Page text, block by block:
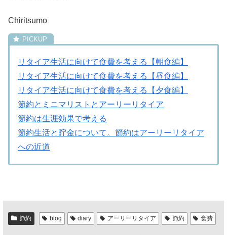
Chiritsumo
リタイア生活に向けて食費を考える【朝食編】
リタイア生活に向けて食費を考える【昼食編】
リタイア生活に向けて食費を考える【夕食編】
節約とミニマリストとアーリーリタイア
節約は生涯効果で考える
節約生活と貯金について。節約はアーリーリタイア
への近道
節約 blog diary アーリーリタイア 節約 食費